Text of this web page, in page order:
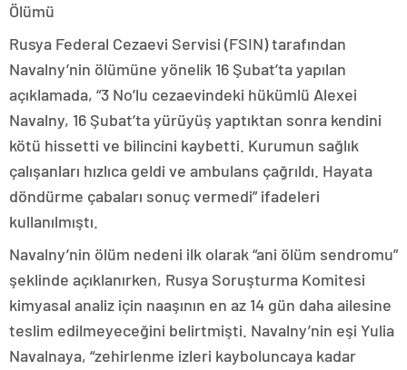
Ölümü
Rusya Federal Cezaevi Servisi (FSIN) tarafından
Navalny’nin ölümüne yönelik 16 Şubat’ta yapılan
açıklamada, “3 No’lu cezaevindeki hükümlü Alexei
Navalny, 16 Şubat’ta yürüyüş yaptıktan sonra kendini
kötü hissetti ve bilincini kaybetti. Kurumun sağlık
çalışanları hızlıca geldi ve ambulans çağrıldı. Hayata
döndürme çabaları sonuç vermedi” ifadeleri
kullanılmıştı.
Navalny’nin ölüm nedeni ilk olarak “ani ölüm sendromu”
şeklinde açıklanırken, Rusya Soruşturma Komitesi
kimyasal analiz için naaşının en az 14 gün daha ailesine
teslim edilmeyeceğini belirtmişti. Navalny’nin eşi Yulia
Navalnaya, “zehirlenme izleri kayboluncaya kadar